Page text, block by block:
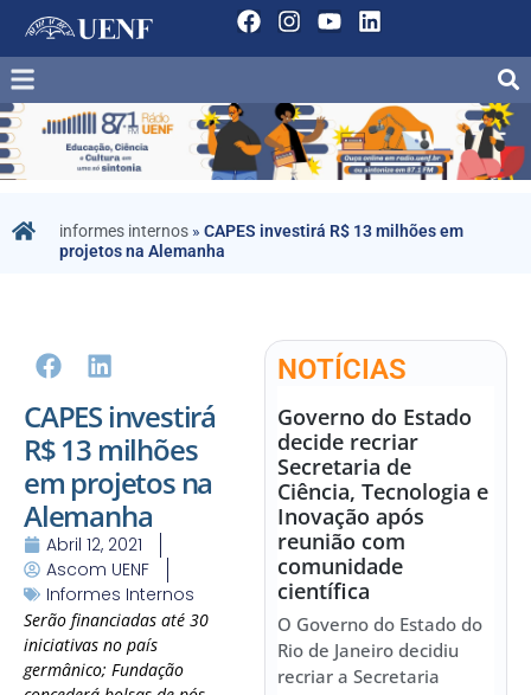
informes internos »CAPES investirá R$ 13 milhões em
projetos na Alemanha
CAPES investirá
R$ 13 milhões
em projetos na
Alemanha
Abril 12, 2021
Ascom UENF
Informes Internos
Serão financiadas até 30
iniciativas no país
germânico; Fundação
NOTÍCIAS
Governo do Estado
decide recriar
Secretaria de
Ciência, Tecnologia e
Inovação após
reunião com
comunidade
científica
O Governo do Estado do
Rio de Janeiro decidiu
recriar a Secretaria